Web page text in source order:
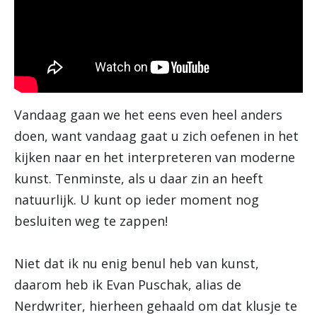
Vandaag gaan we het eens even heel anders
doen, want vandaag gaat u zich oefenen in het
kijken naar en het interpreteren van moderne
kunst. Tenminste, als u daar zin an heeft
natuurlijk. U kunt op ieder moment nog
besluiten weg te zappen!
Niet dat ik nu enig benul heb van kunst,
daarom heb ik Evan Puschak, alias de
Nerdwriter, hierheen gehaald om dat klusje te